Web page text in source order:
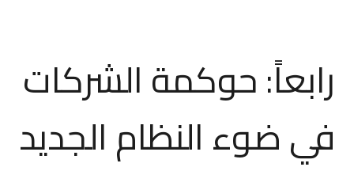
رابعاً: حوكمة الشركات
في ضوء النظام الجديد